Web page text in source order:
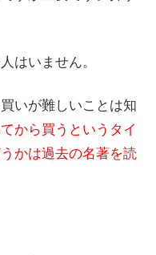
はいません。
いが難しいことは知
から買うというタイ
かは過去の名著を読